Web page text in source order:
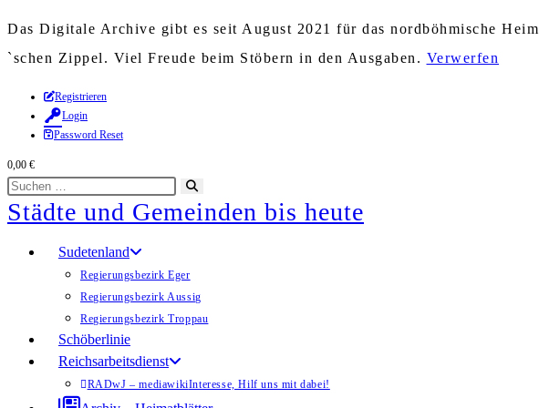
Das Digitale Archive gibt es seit August 2021 für das nordböhmische
`schen Zippel. Viel Freude beim Stöbern in den Ausgaben. Verwerfen
Zum
Inhalt
springen
Registrieren
Login
Password Reset
0,00 €
Diese
Website
durchsuchen
starten
Städte und Gemeinden bis heute
Sudetenland
Regierungsbezirk Eger
Regierungsbezirk Aussig
Regierungsbezirk Troppau
Schöberlinie
Reichsarbeitsdienst
RADwJ – mediawikiInteresse, Hilf uns mit dabei!